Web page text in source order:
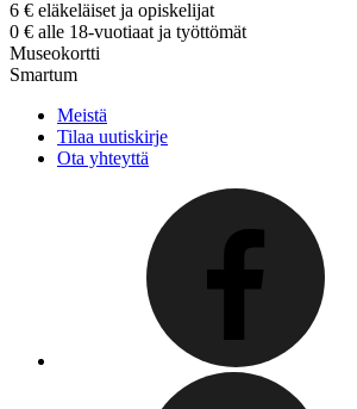
6 € eläkeläiset ja opiskelijat
0 € alle 18-vuotiaat ja työttömät
Museokortti
Smartum
Meistä
Tilaa uutiskirje
Ota yhteyttä